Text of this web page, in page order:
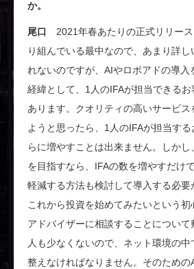
か。
尾口
2021年春あたりの正式リリー
り組んでいる最中なので、あまり詳
れないのですが、AIやロボアドの導入
経緯として、1人のIFAが担当できる
あります。クオリティの高いサービス
ようと思ったら、1人のIFAが担当す
らに増やすことは出来ません。しか
を目指すなら、IFAの数を増やすだけ
軽減する方法も検討して導入する必要
これから投資を始めてみたいという初
アドバイザーに相談することについて
人も少なくないので、ネット環境の中
整えなければなりません。そのための